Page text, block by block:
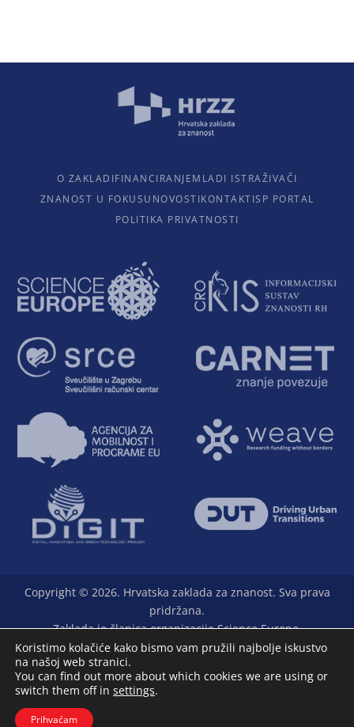
O ZAKLADIFINANCIRANJEMLADI ISTRAŽIVAČI
ZNANOST U FOKUSU NOVOSTIKONTAKTISP PORTAL
POLITIKA PRIVATNOSTI
Copyright © 2026. Hrvatska zaklada za znanost. Sva prava
pridržana.
Zaklada je članica organizacije Science Europe.
L33T - digital marketing agency
Koristimo kolačiće kako bismo vam pružili najbolje iskustvo
na našoj web stranici.
You can find out more about which cookies we are using or
switch them off in settings.
Prihvaćam